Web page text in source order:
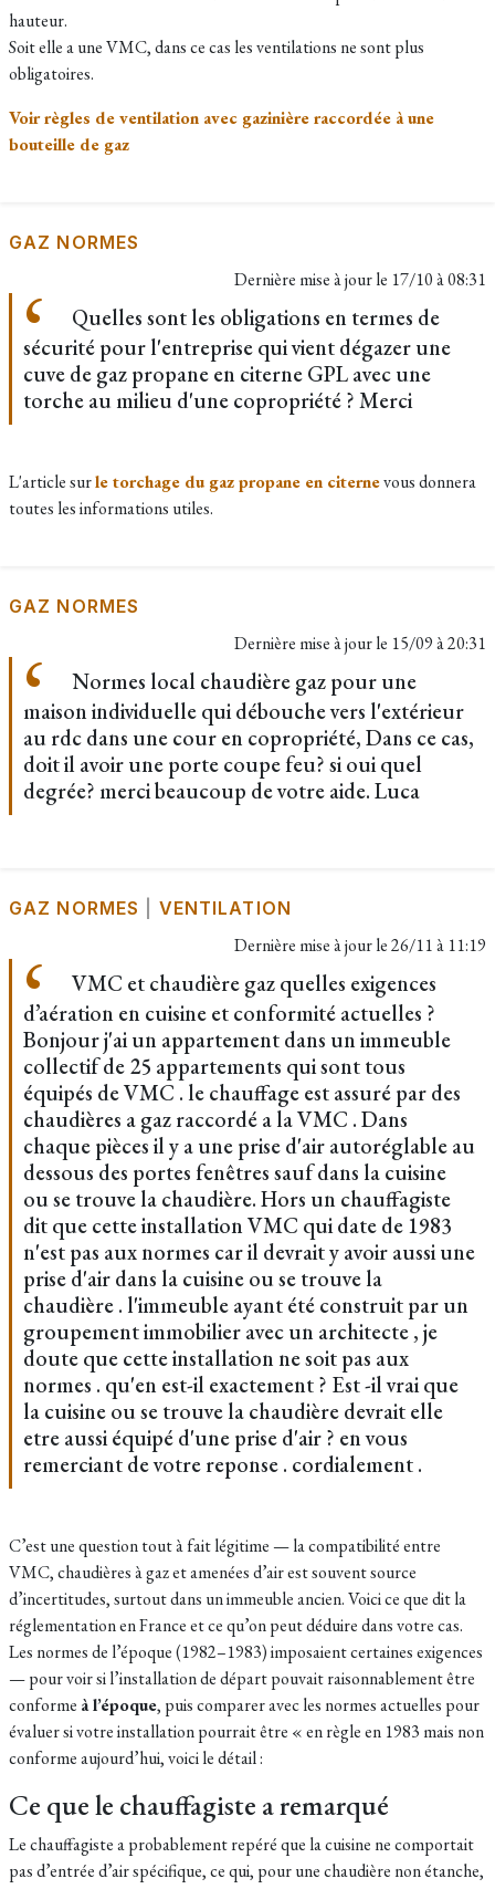
hauteur.
Soit elle a une VMC, dans ce cas les ventilations ne sont plus
obligatoires.
Voir règles de ventilation avec gazinière raccordée à une
bouteille de gaz
GAZ NORMES
Dernière mise à jour le 17/10 à 08:31
Quelles sont les obligations en termes de
sécurité pour l'entreprise qui vient dégazer une
cuve de gaz propane en citerne GPL avec une
torche au milieu d'une copropriété ? Merci
L'article surle torchage du gaz propane en citernevous donnera
toutes les informations utiles.
GAZ NORMES
Dernière mise à jour le 15/09 à 20:31
Normes local chaudière gaz pour une
maison individuelle qui débouche vers l'extérieur
au rdc dans une cour en copropriété, Dans ce cas,
doit il avoir une porte coupe feu? si oui quel
degrée? merci beaucoup de votre aide. Luca
GAZ NORMES VENTILATION
Dernière mise à jour le26/11 à 11:19
VMC et chaudière gaz quelles exigences
d’aération en cuisine et conformité actuelles ?
Bonjour j'ai un appartement dans un immeuble
collectif de 25 appartements qui sont tous
équipés de VMC . le chauffage est assuré par des
chaudières a gaz raccordé a la VMC . Dans
chaque pièces il y a une prise d'air autoréglable au
dessous des portes fenêtres sauf dans la cuisine
ou se trouve la chaudière. Hors un chauffagiste
dit que cette installation VMC qui date de 1983
n'est pas aux normes car il devrait y avoir aussi une
prise d'air dans la cuisine ou se trouve la
chaudière . l'immeuble ayant été construit par un
groupement immobilier avec un architecte , je
doute que cette installation ne soit pas aux
normes . qu'en est-il exactement ? Est -il vrai que
la cuisine ou se trouve la chaudière devrait elle
etre aussi équipé d'une prise d'air ? en vous
remerciant de votre reponse . cordialement .
C’est une question tout à fait légitime — la compatibilité entre
VMC, chaudières à gaz et amenées d’air est souvent source
d’incertitudes, surtout dans un immeuble ancien. Voici ce que dit la
réglementation en France et ce qu’on peut déduire dans votre cas.
Les normes de l’époque (1982–1983) imposaient certaines exigences
— pour voir si l’installation de départ pouvait raisonnablement être
conforme à l’époque, puis comparer avec les normes actuelles pour
évaluer si votre installation pourrait être « en règle en 1983 mais non
conforme aujourd’hui, voici le détail :
Ce que le chauffagiste a remarqué
Le chauffagiste a probablement repéré que la cuisine ne comportait
pas d’entrée d’air spécifique, ce qui, pour une chaudière non étanche,